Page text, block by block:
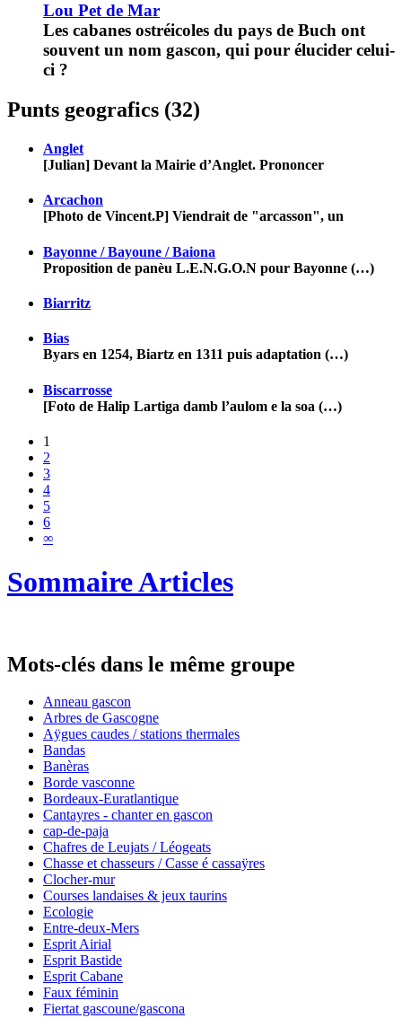
Lou Pet de Mar
Les cabanes ostréicoles du pays de Buch ont
souvent un nom gascon, qui pour élucider celui-
ci ?
Punts geografics (32)
Anglet
[Julian] Devant la Mairie d’Anglet. Prononcer
Arcachon
[Photo de Vincent.P] Viendrait de "arcasson", un
Bayonne / Bayoune / Baiona
Proposition de panèu L.E.N.G.O.N pour Bayonne (…)
Biarritz
Bias
Byars en 1254, Biartz en 1311 puis adaptation (…)
Biscarrosse
[Foto de Halip Lartiga damb l’aulom e la soa (…)
1
2
3
4
5
6
∞
Sommaire Articles
Mots-clés dans le même groupe
Anneau gascon
Arbres de Gascogne
Aÿgues caudes / stations thermales
Bandas
Banèras
Borde vasconne
Bordeaux-Euratlantique
Cantayres - chanter en gascon
cap-de-paja
Chafres de Leujats / Léogeats
Chasse et chasseurs / Casse é cassaÿres
Clocher-mur
Courses landaises & jeux taurins
Ecologie
Entre-deux-Mers
Esprit Airial
Esprit Bastide
Esprit Cabane
Faux féminin
Fiertat gascoune/gascona